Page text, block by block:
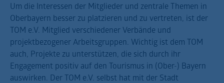
Um die Interessen der Mitglieder und zentrale Themen in
Oberbayern besser zu platzieren und zu vertreten, ist der
TOM e.V. Mitglied verschiedener Verbände und
projektbezogener Arbeitsgruppen. Wichtig ist dem TOM
auch, Projekte zu unterstützen, die sich durch ihr
Engagement positiv auf den Tourismus in (Ober-) Bayern
auswirken. Der TOM e.V. selbst hat mit der Stadt